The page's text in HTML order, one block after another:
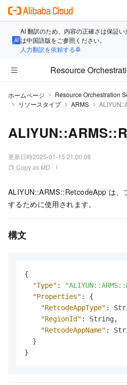
AI 翻訳のため、内容の正確さは保証
は中国語版をご参照ください。
人力翻訳を依頼する
Resource
ホームページ Resource Orchestration
リソースタイプ
ARMS
更新日時2025-01-15 21:00:08
Copy as MD
ALIYUN::ARMS::RetcodeApp は、
するために使用されます。
構文
{
"Type" :
"Properties" :
{
"RetcodeAppType" :
"RegionId" : String,
"RetcodeAppName" :
}
}